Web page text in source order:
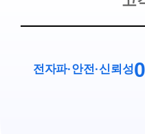
전자파·안전·신뢰성